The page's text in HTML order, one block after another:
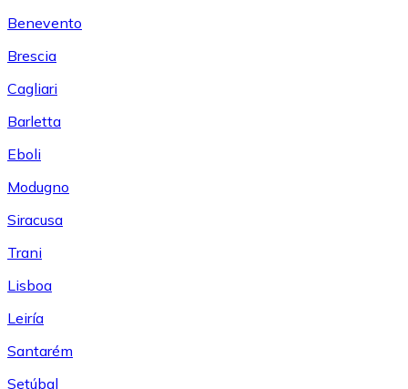
Benevento
Brescia
Cagliari
Barletta
Eboli
Modugno
Siracusa
Trani
Lisboa
Leiría
Santarém
Setúbal